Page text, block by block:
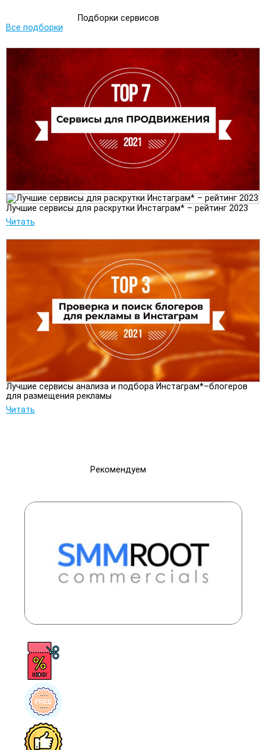
Подборки сервисов
Все подборки
Лучшие сервисы для раскрутки Инстаграм* – рейтинг 2023
Читать
Лучшие сервисы анализа и подбора Инстаграм*–блогеров
для размещения рекламы
Читать
Рекомендуем